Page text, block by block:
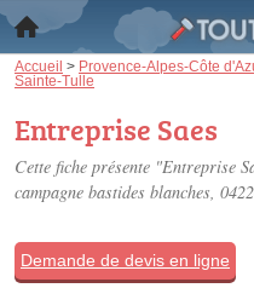
Accueil > Provence-Alpes-Côte
Sainte-Tulle
Entreprise Saes
Cette fiche présente "Entreprise
campagne bastides blanches,
Demande de devis en ligne